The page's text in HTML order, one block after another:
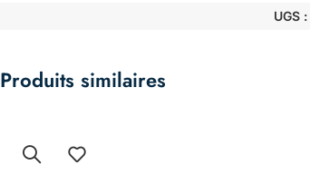
UGS :
Produits similaires